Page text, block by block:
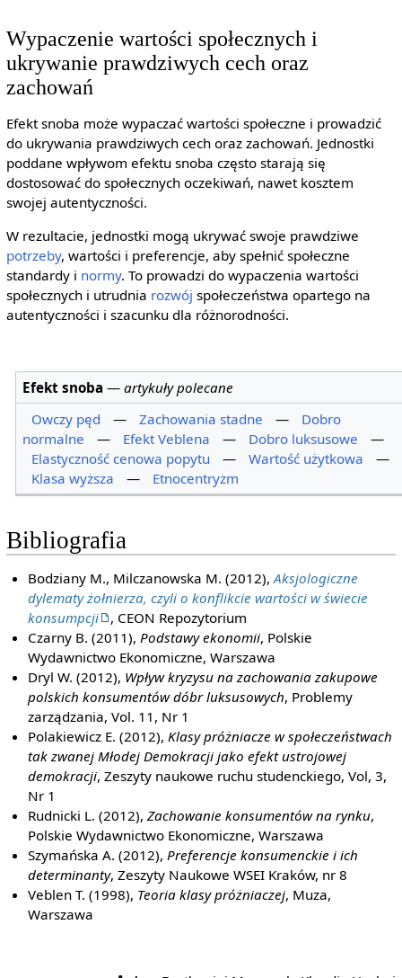
Wypaczenie wartości społecznych i
ukrywanie prawdziwych cech oraz
zachowań
Efekt snoba może wypaczać wartości społeczne i prowadzić
do ukrywania prawdziwych cech oraz zachowań. Jednostki
poddane wpływom efektu snoba często starają się
dostosować do społecznych oczekiwań, nawet kosztem
swojej autentyczności.
W rezultacie, jednostki mogą ukrywać swoje prawdziwe
potrzeby, wartości i preferencje, aby spełnić społeczne
standardy i normy. To prowadzi do wypaczenia wartości
społecznych i utrudnia rozwój społeczeństwa opartego na
autentyczności i szacunku dla różnorodności.
Efekt snoba —artykuły polecane
Owczy pęd
— Zachowania stadne —
Dobro
normalne
— Efekt Veblena — Dobro luksusowe
—
Elastyczność cenowa popytu
— Wartość użytkowa
—
Klasa wyższa
— Etnocentryzm
Bibliografia
Bodziany M., Milczanowska M. (2012),Aksjologiczne
dylematy żołnierza, czyli o konflikcie wartości w świecie
konsumpcji
, CEON Repozytorium
Czarny B. (2011),Podstawy ekonomii, Polskie
Wydawnictwo Ekonomiczne, Warszawa
Dryl W. (2012), Wpływ kryzysu na zachowania zakupowe
polskich konsumentów dóbr luksusowych, Problemy
zarządzania, Vol. 11, Nr 1
Polakiewicz E. (2012),Klasy próżniacze w społeczeństwach
tak zwanej Młodej Demokracji jako efekt ustrojowej
demokracji, Zeszyty naukowe ruchu studenckiego, Vol, 3,
Nr 1
Rudnicki L. (2012),Zachowanie konsumentów na rynku,
Polskie Wydawnictwo Ekonomiczne, Warszawa
Szymańska A. (2012),Preferencje konsumenckie i ich
determinanty, Zeszyty Naukowe WSEI Kraków, nr 8
Veblen T. (1998), Teoria klasy próżniaczej, Muza,
Warszawa